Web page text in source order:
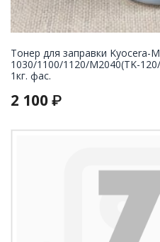
Тонер для заправки Kyocera-
1030/1100/1120/M2040(TK-
1кг. фас.
2 100 ₽